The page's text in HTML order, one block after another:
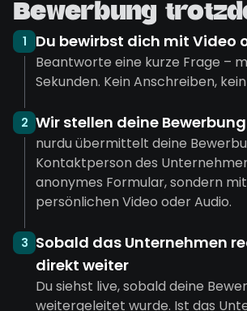
Bewerbung
1 Du bewirbst dich mit Video
Beantworte eine kurze Frage –
Sekunden. Kein Anschreiben,
2 Wir stellen deine
nurdu übermittelt deine
Kontaktperson des
anonymes Formular, sondern
persönlichen Video oder Audio.
3 Sobald das Unternehmen
direkt weiter
Du siehst live, sobald deine
weitergeleitet wurde. Ist das